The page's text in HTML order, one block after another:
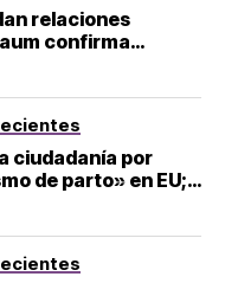
relaciones
confirma
al país
ciudadanía por
de parto» en EU;